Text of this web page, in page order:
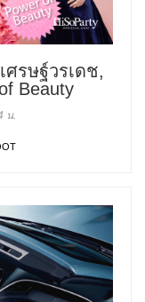
รษฐ์วรเดช,
Beauty
น.